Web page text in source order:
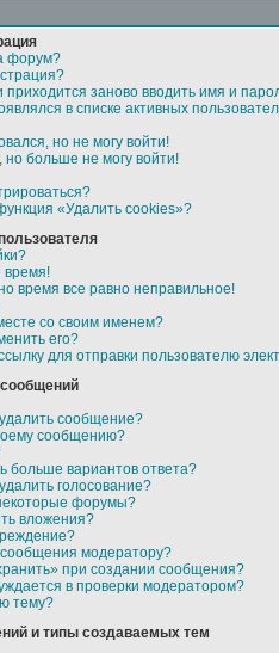
форум?
заново вводить имя и
в списке активных
но не могу войти!
но больше не могу войти!
«Удалить cookies»?
время!
время все равно неправильное!
со своим именем?
его?
для отправки пользователю
сообщение?
сообщению?
больше вариантов ответа?
голосование?
форумы?
вложения?
модератору?
при создании сообщения?
в проверки модератором?
тему?
и типы создаваемых тем